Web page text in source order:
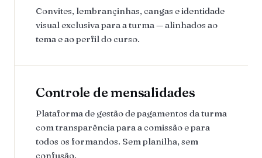
Convites, lembrançinhas, cangas e identidade
visual exclusiva para a turma — alinhados ao
tema e ao perfil do curso.
Controle de mensalidades
Plataforma de gestão de pagamentos da turma
com transparência para a comissão e para
todos os formandos. Sem planilha, sem
confusão.